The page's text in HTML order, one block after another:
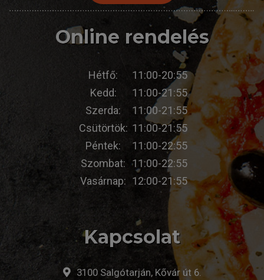
Online rendelés
Hétfő:
11:00-20:55
Kedd:
11:00-21:55
Szerda:
11:00-21:55
Csütörtök: 11:00-21:55
Péntek:
11:00-22:55
Szombat: 11:00-22:55
Vasárnap: 12:00-21:55
Kapcsolat
3100 Salgótarján, Kővár út 6.